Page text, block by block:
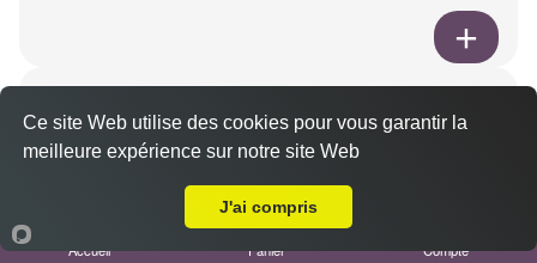
Dès 11.00 €
Base sauce tomate, mozzarella, oeuf, poulet,
Accueil Panier Compte
Ce site Web utilise des cookies pour vous garantir la
meilleure expérience sur notre site Web
J'ai compris